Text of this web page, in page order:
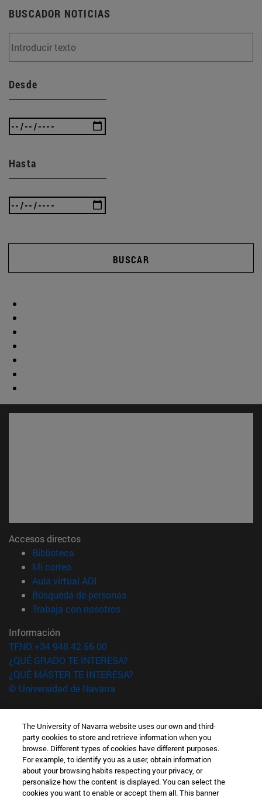
BUSCADOR NOTICIAS
Desde
Hasta
BUSCAR
Accesos directos
Biblioteca
Mi correo(abre en nueva ventana)
Aula virtual ADI
Búsqueda de personas(abre en nueva ventana)
Trabaja con nosotros(abre en nueva ventana)
Información
TFNO +34 948 42 56 00
¿QUÉ GRADO TE INTERESA?
¿QUÉ MÁSTER TE INTERESA?
© Universidad de Navarra
Información legal
Accesibilidad
Configuración de cookies
Localizador de campus
The University of Navarra website uses our own and third-
party cookies to store and retrieve information when you
browse. Different types of cookies have different purposes.
For example, to identify you as a user, obtain information
about your browsing habits respecting your privacy, or
personalize how the content is displayed. You can select the
cookies you want to enable or accept them all. This banner